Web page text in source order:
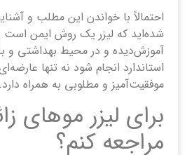
احتمالاً با خواندن این مطلب و
شده‌اید که لیزر یک روش ایمن است
آموزش‌دیده و در محیط بهداشتی و
استاندارد انجام شود نه تنها
موفقیت‌آمیز و مطلوبی به همراه دارد.
برای لیزر موهای
مراجعه کنم؟